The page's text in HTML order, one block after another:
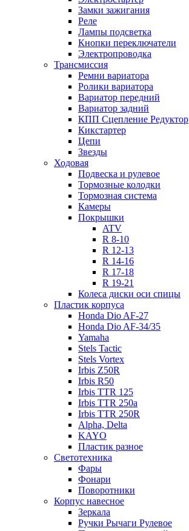
Замки зажигания
Реле
Лампы подсветка
Кнопки переключатели
Электропроводка
Трансмиссия
Ремни вариатора
Ролики вариатора
Вариатор передний
Вариатор задний
КПП Сцепление Редуктор
Кикстартер
Цепи
Звезды
Ходовая
Подвеска и рулевое
Тормозные колодки
Тормозная система
Камеры
Покрышки
ATV
R 8-10
R 12-13
R 14-16
R 17-18
R 19-21
Колеса диски оси спицы
Пластик корпуса
Honda Dio AF-27
Honda Dio AF-34/35
Yamaha
Stels Tactic
Stels Vortex
Irbis Z50R
Irbis R50
Irbis TTR 125
Irbis TTR 250a
Irbis TTR 250R
Alpha, Delta
KAYO
Пластик разное
Светотехника
Фары
Фонари
Поворотники
Корпус навесное
Зеркала
Ручки Рычаги Рулевое